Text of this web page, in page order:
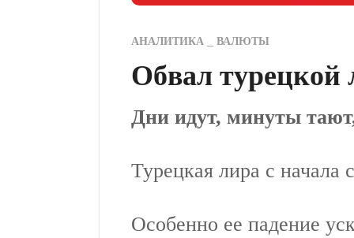
АНАЛИТИКА ВАЛЮТЫ
Обвал турецкой
Дни идут, минуты
Турецкая лира с начала
Особенно ее падение